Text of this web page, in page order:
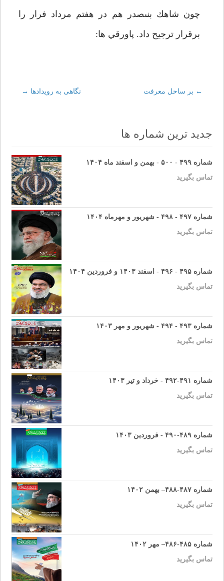
چون شاهك بنى‏صدر هم در هفتم مرداد فرار را
برقرار ترجيح داد. پاورقي ها:
Post
navigation
← بر ساحل معرفت‏ نگاهى به رويدادها →
جدید ترین شماره ها
شماره ۴۹۹ - ۵۰۰ - بهمن و اسفند ماه ۱۴۰۴
تماس بگیرید
شماره ۴۹۷ - ۴۹۸ - شهریور و مهرماه ۱۴۰۴
تماس بگیرید
شماره ۴۹۵ - ۴۹۶ - اسفند ۱۴۰۳ و فروردین ۱۴۰۴
تماس بگیرید
شماره ۴۹۳ - ۴۹۴ - شهریور و مهر ۱۴۰۳
تماس بگیرید
شماره ۴۹۱-۴۹۲ - خرداد و تیر ۱۴۰۳
تماس بگیرید
شماره ۴۸۹-۴۹۰ - فروردین ۱۴۰۳
تماس بگیرید
شماره ۴۸۷-۴۸۸– بهمن ۱۴۰۲
تماس بگیرید
شماره ۴۸۵-۴۸۶– مهر ۱۴۰۲
تماس بگیرید